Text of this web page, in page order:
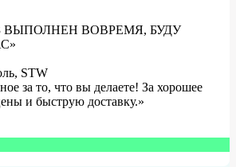
ВЫПОЛНЕН ВОВРЕМЯ, БУДУ
STW
за то, что вы делаете! За хорошее
и быструю доставку.»